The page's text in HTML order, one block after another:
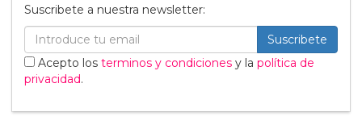
Suscribete a nuestra newsletter:
Suscribete
Acepto los terminos y condiciones y la política de
privacidad.